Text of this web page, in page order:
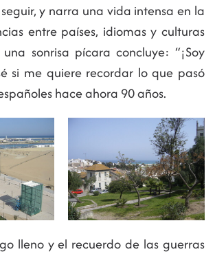
y narra una vida intensa en la
entre países, idiomas y culturas
sonrisa pícara concluye: “¡Soy
si me quiere recordar lo que pasó
hace ahora 90 años.
lleno y el recuerdo de las guerras